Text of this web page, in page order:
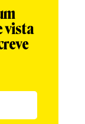
vista